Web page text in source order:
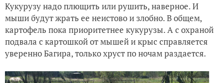
Кукурузу надо плющить или рушить, наверное. И
мыши будут жрать ее неистово и злобно. В общем,
картофель пока приоритетнее кукурузы. А с охраной
подвала с картошкой от мышей и крыс справляется
уверенно Багира, только хруст по ночам раздается.